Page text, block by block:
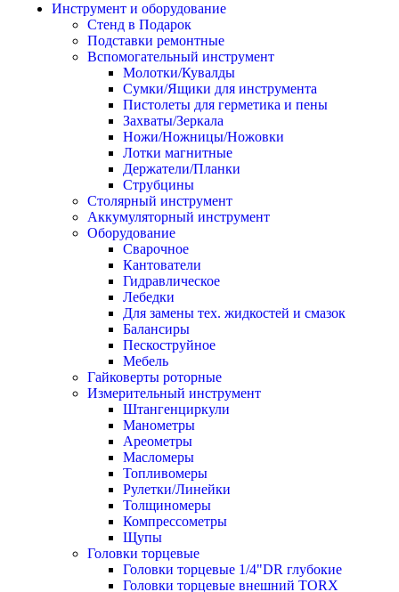
Инструмент и оборудование
Стенд в Подарок
Подставки ремонтные
Вспомогательный инструмент
Молотки/Кувалды
Сумки/Ящики для инструмента
Пистолеты для герметика и пены
Захваты/Зеркала
Ножи/Ножницы/Ножовки
Лотки магнитные
Держатели/Планки
Струбцины
Столярный инструмент
Аккумуляторный инструмент
Оборудование
Сварочное
Кантователи
Гидравлическое
Лебедки
Для замены тех. жидкостей и смазок
Балансиры
Пескоструйное
Мебель
Гайковерты роторные
Измерительный инструмент
Штангенциркули
Манометры
Ареометры
Масломеры
Топливомеры
Рулетки/Линейки
Толщиномеры
Компрессометры
Щупы
Головки торцевые
Головки торцевые 1/4"DR глубокие
Головки торцевые внешний TORX